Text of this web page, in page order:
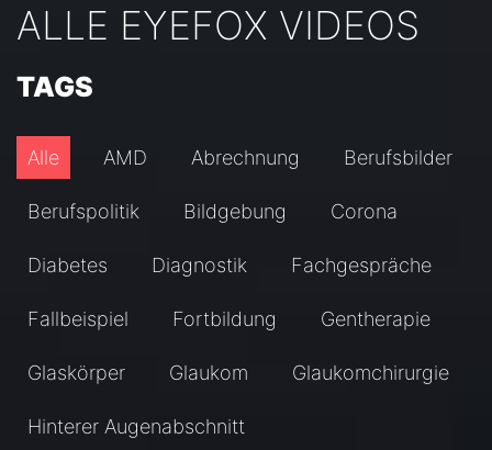
ALLE EYEFOX VIDEOS
TAGS
Alle AMD Abrechnung Berufsbilder
Berufspolitik Bildgebung Corona
Diabetes Diagnostik Fachgespräche
Fallbeispiel Fortbildung Gentherapie
Glaskörper Glaukom Glaukomchirurgie
Hinterer Augenabschnitt